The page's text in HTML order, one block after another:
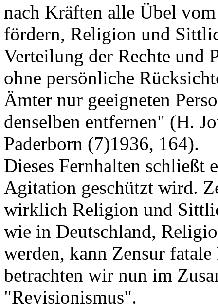
nach Kräften alle Übel
fördern, Religion und
Verteilung der Rechte und
ohne persönliche
Ämter nur geeigneten
denselben entfernen" (H.
Paderborn (7)1936, 164).
Dieses Fernhalten schließt
Agitation geschützt wird.
wirklich Religion und
wie in Deutschland,
werden, kann Zensur
betrachten wir nun im
"Revisionismus".